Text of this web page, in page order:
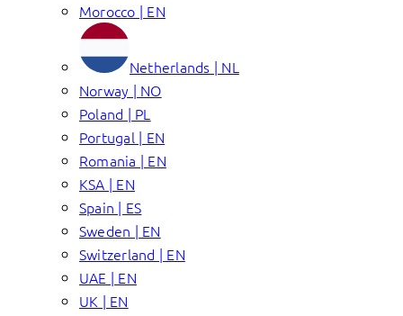
Morocco | EN
Netherlands | NL
Norway | NO
Poland | PL
Portugal | EN
Romania | EN
KSA | EN
Spain | ES
Sweden | EN
Switzerland | EN
UAE | EN
UK | EN